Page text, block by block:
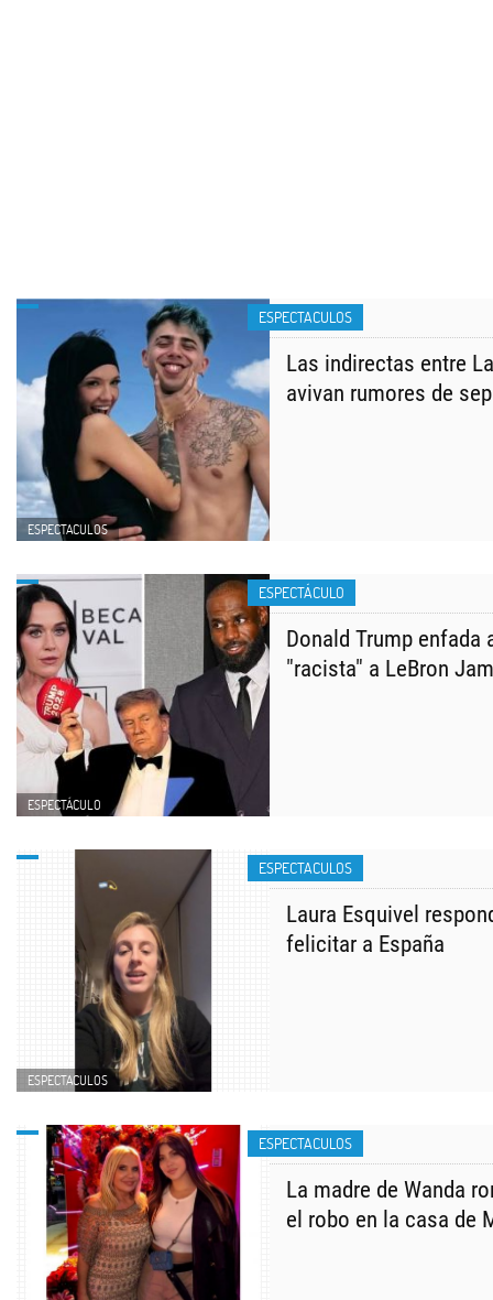
ESPECTACULOS
ESPECTACULOS
Las indirectas entre
avivan rumores de
ESPECTÁCULO
ESPECTÁCULO
Donald Trump enfada
"racista" a LeBron
ESPECTACULOS
ESPECTACULOS
Laura Esquivel
felicitar a España
ESPECTACULOS
La madre de Wanda
el robo en la casa de